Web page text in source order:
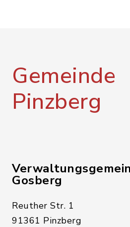
Gemeinde
Pinzberg
Gosberg
Reuther Str. 1
91361 Pinzberg